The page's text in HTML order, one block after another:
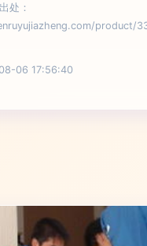
处：
product/
06 17:56:40